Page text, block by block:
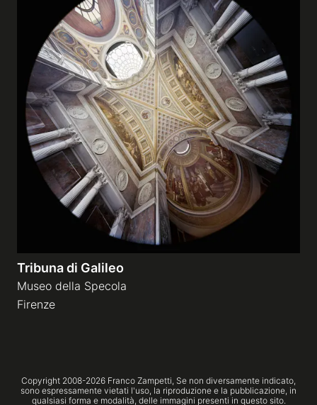
Tribuna di Galileo
Museo della Specola
Firenze
Copyright 2008-2026 Franco Zampetti, Se non diversamente indicato,
sono espressamente vietati l'uso, la riproduzione e la pubblicazione, in
qualsiasi forma e modalità, delle immagini presenti in questo sito.